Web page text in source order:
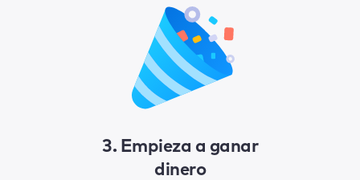
3. Empieza a ganar
dinero